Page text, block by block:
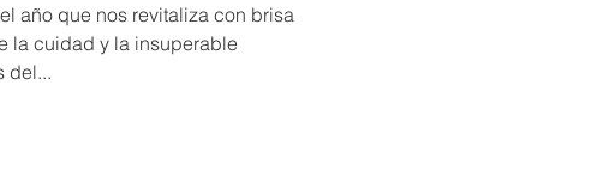
año que nos revitaliza con brisa
la cuidad y la insuperable
del...